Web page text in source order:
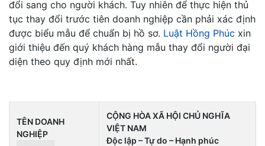
đổi sang cho người khách. Tuy nhiên để thực hiện thủ
tục thay đổi trước tiên doanh nghiệp cần phải xác định
được biểu mẫu để chuẩn bị hồ sơ. Luật Hồng Phúc xin
giới thiệu đến quý khách hàng mẫu thay đổi người đại
diện theo quy định mới nhất.
TÊN DOANH
NGHIỆP
CỘNG HÒA XÃ HỘI CHỦ NGHĨA
VIỆT NAM
Độc lập – Tự do – Hạnh phúc